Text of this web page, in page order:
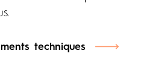
et le porte-savon
un résultat
Grâce à ses deux vitres
salle de bain. Si vous le
techniques